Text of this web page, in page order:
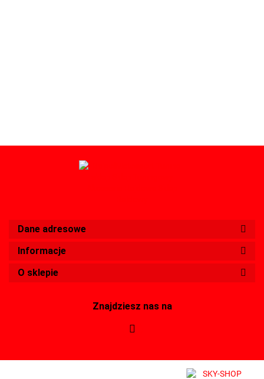
Dane adresowe
Informacje
O sklepie
Znajdziesz nas na